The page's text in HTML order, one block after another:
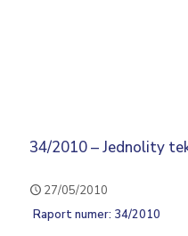
34/2010 – Jednolity
27/05/2010
Raport numer: 34/2010